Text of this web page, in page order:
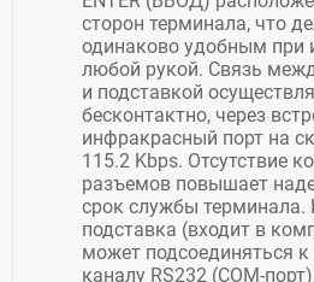
сторон терминала, что
одинаково удобным при
любой рукой. Связь
и подставкой
бесконтактно, через
инфракрасный порт на
115.2 Kbps. Отсутствие
разъемов повышает
срок службы терминала.
подставка (входит в
может подсоединяться
каналу RS232 (COM-